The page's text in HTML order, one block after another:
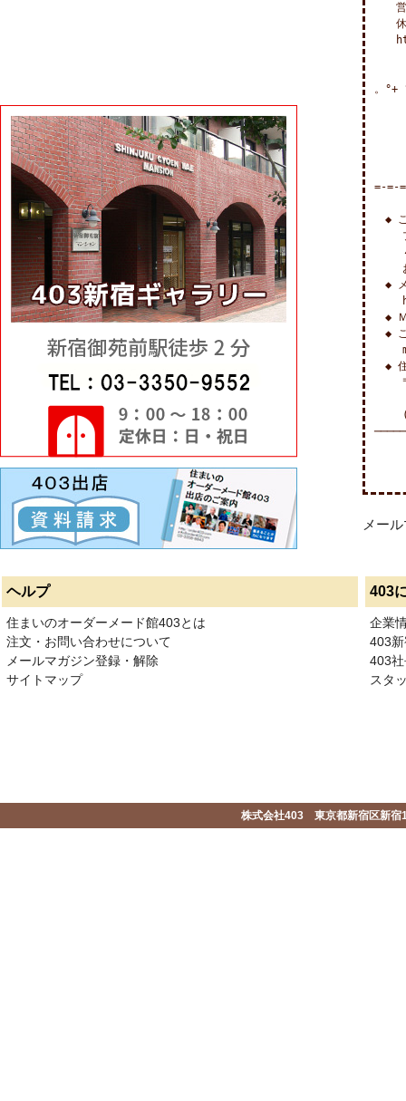
営
休
。°+
=-=-
◆ こ
プ
４
お
◆ メ
◆ Ｍ
◆ こ
◆ 住
〒
(株
メー
ヘルプ 403
住まいのオーダーメード館403とは
注文・お問い合わせについて
メールマガジン登録・解除
サイトマップ
企業
403
403
スタ
株式会社403 東京都新宿区新